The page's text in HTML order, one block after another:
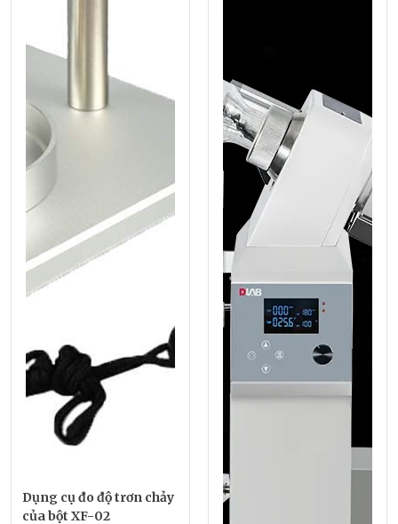
Dụng cụ đo độ trơn chảy
của bột XF-02